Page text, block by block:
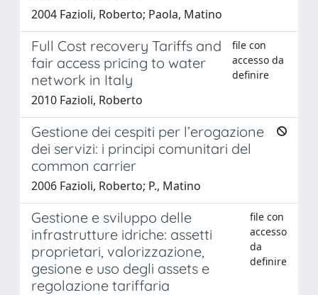
2004 Fazioli, Roberto; Paola, Matino
Full Cost recovery Tariffs and
fair access pricing to water
network in Italy
file con
accesso da
definire
2010 Fazioli, Roberto
Gestione dei cespiti per l’erogazione
dei servizi: i principi comunitari del
common carrier
2006 Fazioli, Roberto; P., Matino
Gestione e sviluppo delle
infrastrutture idriche: assetti
proprietari, valorizzazione,
gesione e uso degli assets e
regolazione tariffaria
file con
accesso
da
definire